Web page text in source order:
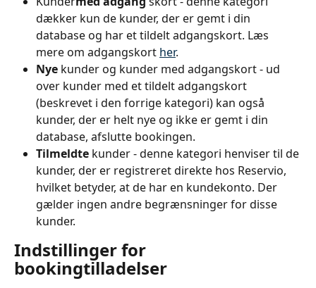
dækker kun de kunder, der er gemt i din
database og har et tildelt adgangskort. Læs
mere om adgangskort her.
Nye kunder og kunder med adgangskort - ud
over kunder med et tildelt adgangskort
(beskrevet i den forrige kategori) kan også
kunder, der er helt nye og ikke er gemt i din
database, afslutte bookingen.
Tilmeldte kunder - denne kategori henviser til de
kunder, der er registreret direkte hos Reservio,
hvilket betyder, at de har en kundekonto. Der
gælder ingen andre begrænsninger for disse
kunder.
Indstillinger for
bookingtilladelser